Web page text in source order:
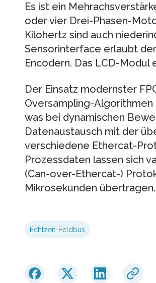
Es ist ein
oder vier Drei-Phasen-
Kilohertz sind auch
Sensorinterface erlaubt
Encodern. Das LCD-
Der Einsatz modernster
Oversampling-
was bei dynamischen
Datenaustausch mit der
verschiedene Ethercat-
Prozessdaten lassen sich
(Can-over-Ethercat-)
Mikrosekunden übertragen.
Echtzeit-Feldbus